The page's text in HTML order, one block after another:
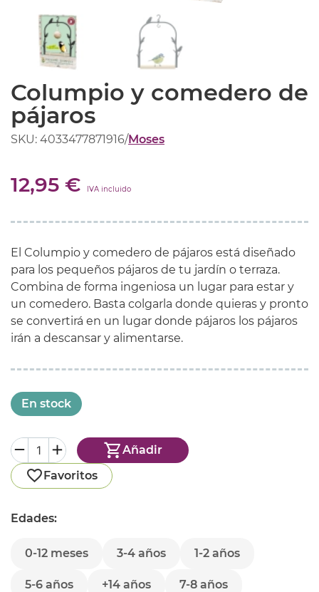
Columpio y comedero de
pájaros
SKU: 4033477871916/Moses
12,95 € IVA incluido
El Columpio y comedero de pájaros está diseñado
para los pequeños pájaros de tu jardín o terraza.
Combina de forma ingeniosa un lugar para estar y
un comedero. Basta colgarla donde quieras y pronto
se convertirá en un lugar donde pájaros los pájaros
irán a descansar y alimentarse.
En stock
Añadir
Favoritos
Edades:
0-12 meses 3-4 años 1-2 años
5-6 años +14 años 7-8 años